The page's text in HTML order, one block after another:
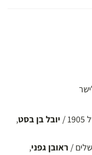
/ יובל בן בסט,
/ ראובן גפני,